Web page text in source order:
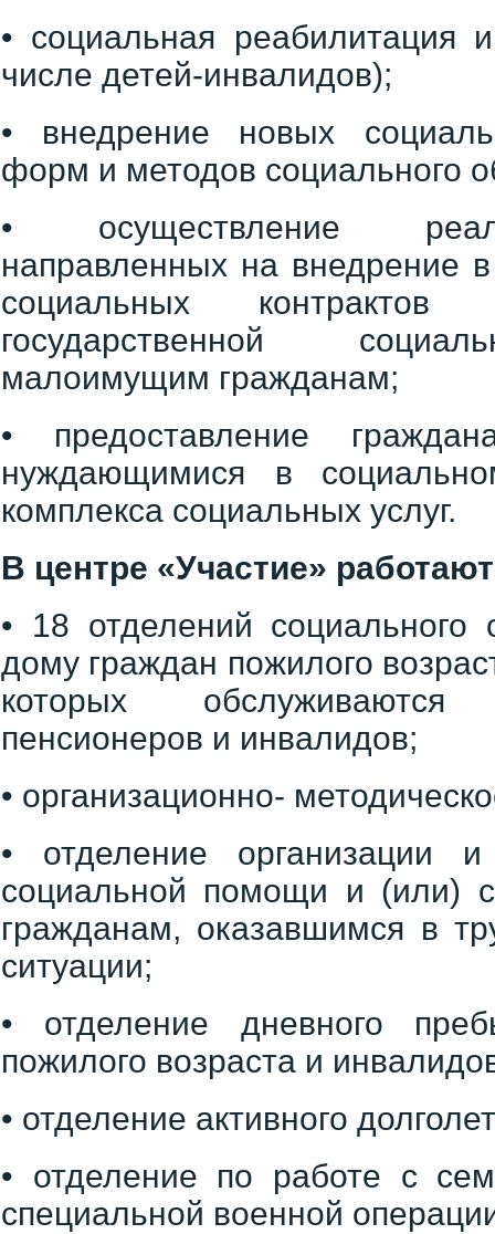
• социальная реабилитация
числе детей-инвалидов);
• внедрение новых
форм и методов социального
• осуществление
направленных на внедрение
социальных
государственной
малоимущим гражданам;
• предоставление
нуждающимися в
комплекса социальных услуг.
В центре «Участие»
• 18 отделений социального
дому граждан пожилого
которых
пенсионеров и инвалидов;
• организационно-
• отделение организации и
социальной помощи и (или)
гражданам, оказавшимся в
ситуации;
• отделение дневного
пожилого возраста и
• отделение активного
• отделение по работе с
специальной военной